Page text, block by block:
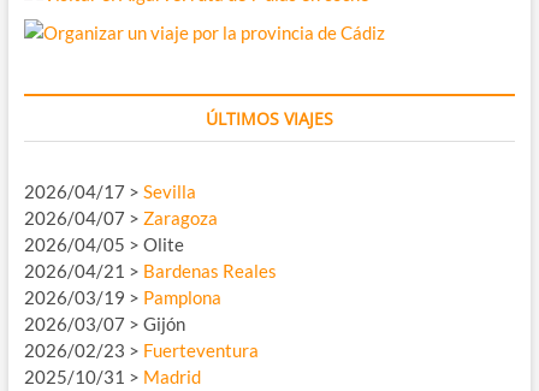
ÚLTIMOS VIAJES
2026/04/17 > Sevilla
2026/04/07 > Zaragoza
2026/04/05 > Olite
2026/04/21 > Bardenas Reales
2026/03/19 > Pamplona
2026/03/07 > Gijón
2026/02/23 > Fuerteventura
2025/10/31 > Madrid